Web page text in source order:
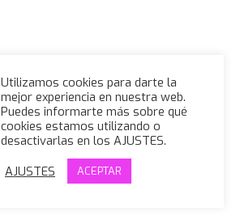
Utilizamos cookies para darte la
mejor experiencia en nuestra web.
Puedes informarte más sobre qué
cookies estamos utilizando o
desactivarlas en los AJUSTES.
AJUSTES
ACEPTAR